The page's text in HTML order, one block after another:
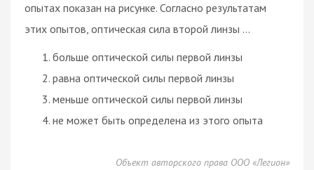
опытах показан на рисунке. Согласно результатам
этих опытов, оптическая сила второй линзы ...
больше оптической силы первой линзы
равна оптической силы первой линзы
меньше оптической силы первой линзы
не может быть определена из этого опыта
Объект авторского права ООО «Легион»